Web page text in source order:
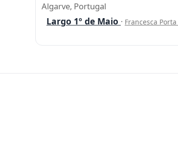
Algarve, Portugal
Largo 1º de Maio · Francesca Porta